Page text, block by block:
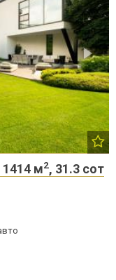
м2, 31.3 сот